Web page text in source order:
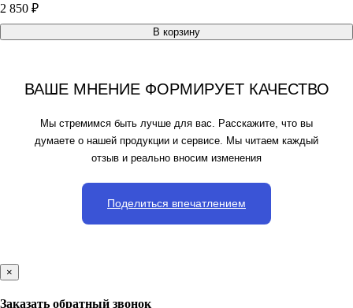
2 850 ₽
В корзину
ВАШЕ МНЕНИЕ ФОРМИРУЕТ КАЧЕСТВО
Мы стремимся быть лучше для вас. Расскажите, что вы
думаете о нашей продукции и сервисе. Мы читаем каждый
отзыв и реально вносим изменения
Поделиться впечатлением
×
Заказать обратный звонок